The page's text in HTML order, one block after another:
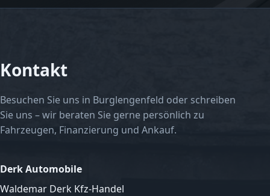
Kontakt
Besuchen Sie uns in Burglengenfeld oder schreiben
Sie uns – wir beraten Sie gerne persönlich zu
Fahrzeugen, Finanzierung und Ankauf.
Derk Automobile
Waldemar Derk Kfz-Handel